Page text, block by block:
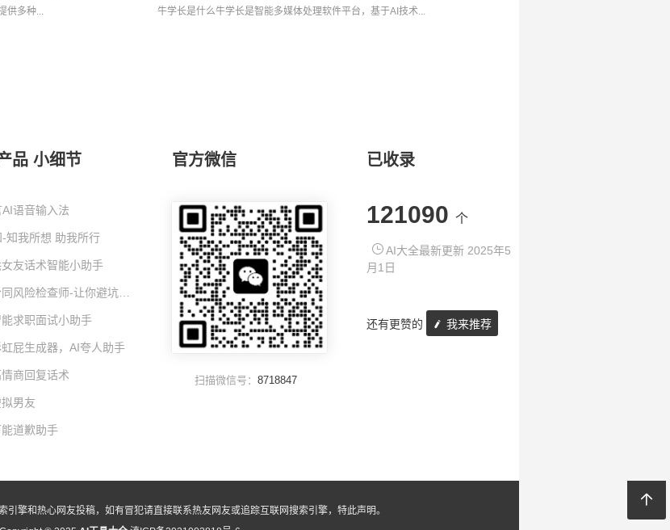
供多种... 牛学长是什么牛学长是智能多媒体处理软件平台，基于AI技术...
品 小细节
AI语音输入法
-知我所想 助我所行
友话术智能小助手
求职面试小助手
屁生成器，AI夸人助手
商回复话术
男友
道歉助手
官方微信
扫描微信号： 8718847
已收录
121090 个
AI大全最新更新 2025年5
月1日
还有更赞的 我来推荐
引擎和热心网友投稿，如有冒犯请直接联系热友网友或追踪互联网搜索引擎，特此声明。